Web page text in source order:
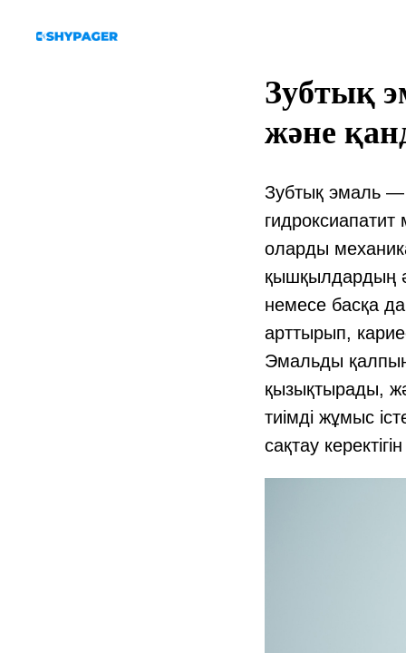
Зубтық
және
Зубтық эмаль —
оларды
қышқылдардың
немесе басқа
арттырып,
Эмальды
қызықтырады,
тиімді жұмыс
сақтау